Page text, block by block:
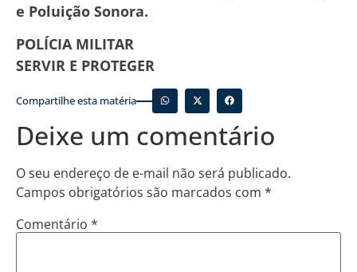
e Poluição Sonora.
POLÍCIA MILITAR
SERVIR E PROTEGER
Compartilhe esta matéria
Deixe um comentário
O seu endereço de e-mail não será publicado.
Campos obrigatórios são marcados com *
Comentário *